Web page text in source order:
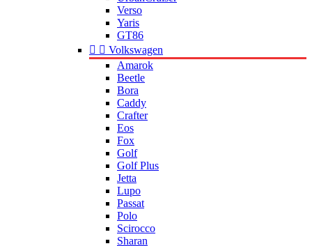
Verso
Yaris
GT86
  Volkswagen
Amarok
Beetle
Bora
Caddy
Crafter
Eos
Fox
Golf
Golf Plus
Jetta
Lupo
Passat
Polo
Scirocco
Sharan